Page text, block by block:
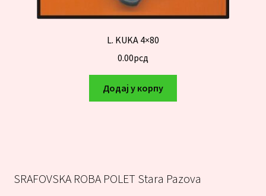
L. KUKA 4×80
0.00рсд
Додај у корпу
SRAFOVSKA ROBA POLET Stara Pazova